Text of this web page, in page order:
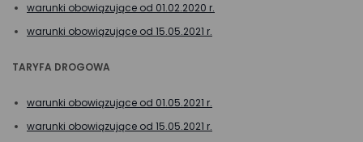
warunki obowiązujące od 01.02.2020 r.
warunki obowiązujące od 15.05.2021 r.
TARYFA DROGOWA
warunki obowiązujące od 01.05.2021 r.
warunki obowiązujące od 15.05.2021 r.